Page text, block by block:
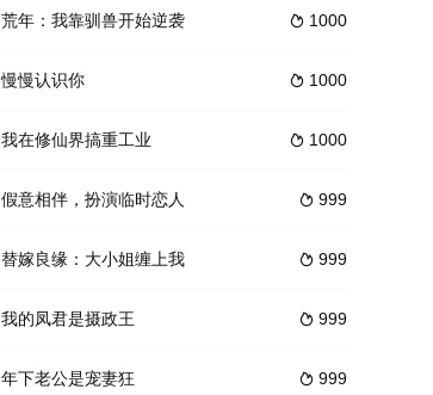
 1000
荒年：我靠驯兽开始逆袭
 1000
慢慢认识你
 1000
我在修仙界搞重工业
 999
假意相伴，扮演临时恋人
 999
替嫁良缘：大小姐缠上我
 999
我的凤君是摄政王
 999
年下老公是宠妻狂